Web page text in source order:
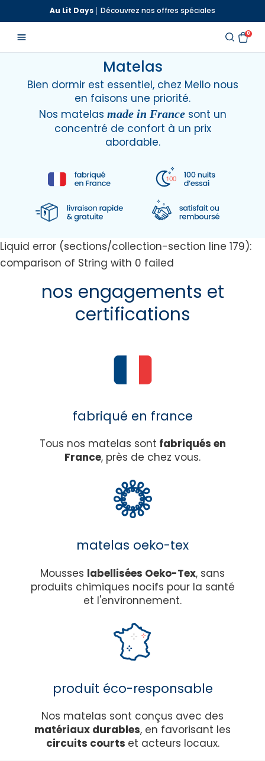
au
contenu
Au Lit Days ⎢ Découvrez nos offres spéciales
0
Matelas
Bien dormir est essentiel, chez Mello nous
en faisons une priorité.
Nos matelas made in Francesont un
concentré de confort à un prix
abordable.
Liquid error (sections/collection-section line 179):
comparison of String with 0 failed
nos engagements et
certifications
fabriqué en france
Tous nos matelas sont fabriqués en
France, près de chez vous.
matelas oeko-tex
Mousses labellisées Oeko-Tex, sans
produits chimiques nocifs pour la santé
et l'environnement.
produit éco-responsable
Nos matelas sont conçus avec des
matériaux durables, en favorisant les
circuits courts et acteurs locaux.